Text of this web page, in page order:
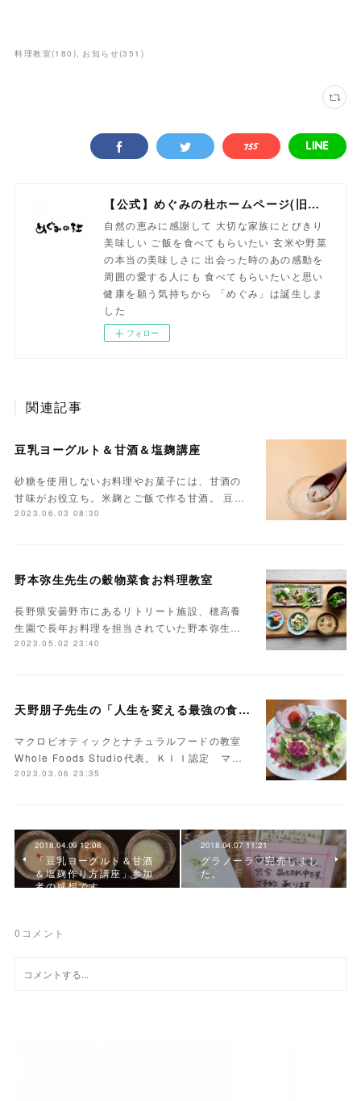
料理教室(180 ) お知らせ(351 )
【公式】めぐみの杜ホームページ(旧自然食工房）
自然の恵みに感謝して 大切な家族にとびきり
美味しい ご飯を食べてもらいたい 玄米や野菜
の本当の美味しさに 出会った時のあの感動を
周囲の愛する人にも 食べてもらいたいと思い
健康を願う気持ちから 「めぐみ」は誕生しま
した
フォロー
関連記事
豆乳ヨーグルト＆甘酒＆塩麹講座
砂糖を使用しないお料理やお菓子には、甘酒の
甘味がお役立ち。米麹とご飯で作る甘酒。 豆…
2023.06.03 08:30
野本弥生先生の穀物菜食お料理教室
長野県安曇野市にあるリトリート施設、穂高養
生園で長年お料理を担当されていた野本弥生…
2023.05.02 23:40
天野朋子先生の「人生を変える最強の食事」
マクロビオティックとナチュラルフードの教室
Whole Foods Studio代表。ＫＩＩ認定 マ…
2023.03.06 23:35
2018.04.09 12:08
「豆乳ヨーグルト＆甘酒
＆塩麹作り方講座」参加
者の感想です。
2018.04.07 11:21
グラノーラ♡完売しまし
た。
0 コメント